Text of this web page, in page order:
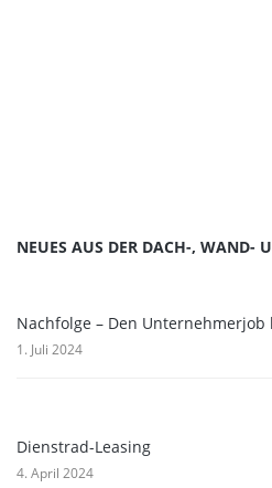
NEUES AUS DER DACH-, WAND-
Nachfolge – Den Unternehmerjob
1. Juli 2024
Dienstrad-Leasing
4. April 2024